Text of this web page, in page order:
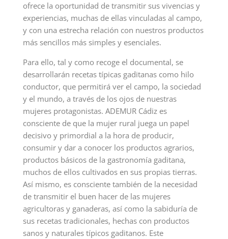
ofrece la oportunidad de transmitir sus vivencias y
experiencias, muchas de ellas vinculadas al campo,
y con una estrecha relación con nuestros productos
más sencillos más simples y esenciales.
Para ello, tal y como recoge el documental, se
desarrollarán recetas típicas gaditanas como hilo
conductor, que permitirá ver el campo, la sociedad
y el mundo, a través de los ojos de nuestras
mujeres protagonistas. ADEMUR Cádiz es
consciente de que la mujer rural juega un papel
decisivo y primordial a la hora de producir,
consumir y dar a conocer los productos agrarios,
productos básicos de la gastronomía gaditana,
muchos de ellos cultivados en sus propias tierras.
Así mismo, es consciente también de la necesidad
de transmitir el buen hacer de las mujeres
agricultoras y ganaderas, así como la sabiduría de
sus recetas tradicionales, hechas con productos
sanos y naturales típicos gaditanos. Este